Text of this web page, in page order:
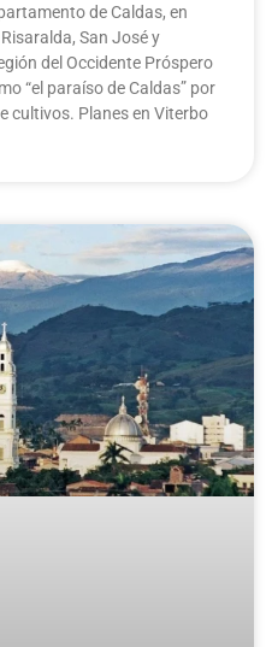
de Caldas, en
San José y
del Occidente Próspero
“el paraíso de Caldas” por
cultivos. Planes en Viterbo